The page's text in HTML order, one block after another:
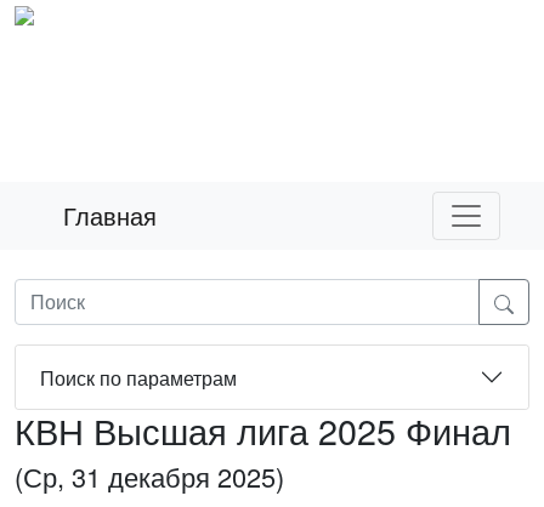
Главная
Поиск по параметрам
КВН Высшая лига 2025 Финал
(Ср, 31 декабря 2025)